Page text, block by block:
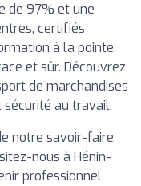
de 97% et une
certifiés
à la pointe,
et sûr. Découvrez
de marchandises
au travail.
notre savoir-faire
nous à Hénin-
professionnel